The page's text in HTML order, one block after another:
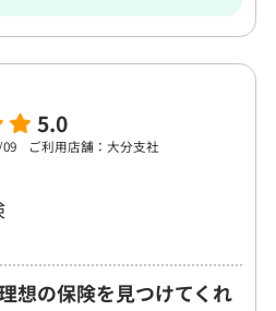
5.0
ご利用店舗：大分支社
想の保険を見つけてくれ